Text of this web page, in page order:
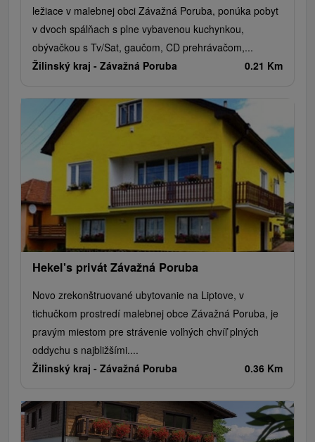
ležiace v malebnej obci Závažná Poruba, ponúka pobyt
v dvoch spálňach s plne vybavenou kuchynkou,
obývačkou s Tv/Sat, gaučom, CD prehrávačom,...
Žilinský kraj - Závažná Poruba 0.21 Km
Hekel's privát Závažná Poruba
Novo zrekonštruované ubytovanie na Liptove, v
tichučkom prostredí malebnej obce Závažná Poruba, je
pravým miestom pre strávenie voľných chvíľ plných
oddychu s najbližšími....
Žilinský kraj - Závažná Poruba 0.36 Km